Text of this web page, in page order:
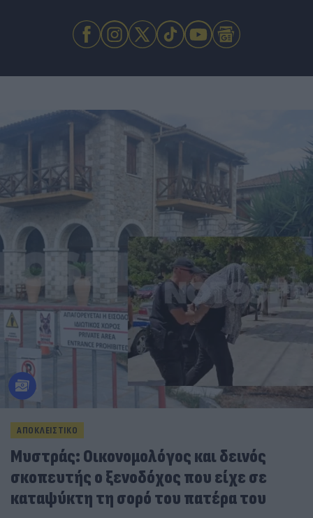
ΑΠΟΚΛΕΙΣΤΙΚΟ
Μυστράς: Οικονομολόγος και δεινός
σκοπευτής ο ξενοδόχος που είχε σε
καταψύκτη τη σορό του πατέρα του